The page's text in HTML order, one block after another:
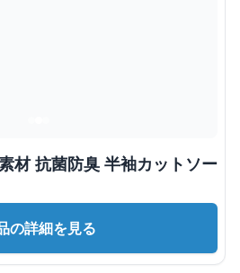
材 抗菌防臭 半袖カットソー
の詳細を見る